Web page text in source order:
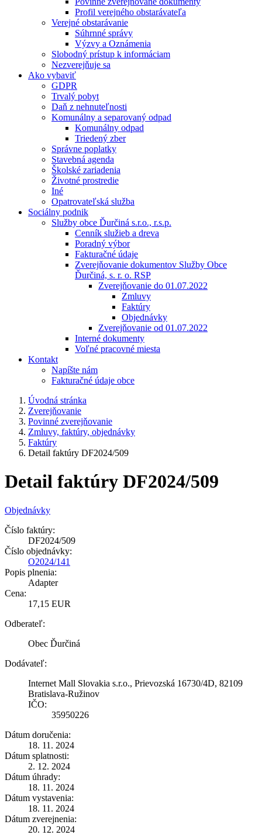
Profil verejného obstarávateľa
Verejné obstarávanie
Súhrnné správy
Výzvy a Oznámenia
Slobodný prístup k informáciam
Nezverejňuje sa
Ako vybaviť
GDPR
Trvalý pobyt
Daň z nehnuteľnosti
Komunálny a separovaný odpad
Komunálny odpad
Triedený zber
Správne poplatky
Stavebná agenda
Školské zariadenia
Životné prostredie
Iné
Opatrovateľská služba
Sociálny podnik
Služby obce Ďurčiná s.r.o., r.s.p.
Cenník služieb a dreva
Poradný výbor
Fakturačné údaje
Zverejňovanie dokumentov Služby Obce
Ďurčiná, s. r. o. RSP
Zverejňovanie do 01.07.2022
Zmluvy
Faktúry
Objednávky
Zverejňovanie od 01.07.2022
Interné dokumenty
Voľné pracovné miesta
Kontakt
Napíšte nám
Fakturačné údaje obce
Úvodná stránka
Zverejňovanie
Povinné zverejňovanie
Zmluvy, faktúry, objednávky
Faktúry
Detail faktúry DF2024/509
Detail faktúry DF2024/509
Objednávky
Číslo faktúry:
DF2024/509
Číslo objednávky:
O2024/141
Popis plnenia:
Adapter
Cena:
17,15 EUR
Odberateľ:
Obec Ďurčiná
Dodávateľ:
Internet Mall Slovakia s.r.o., Prievozská 16730/4D, 82109
Bratislava-Ružinov
IČO:
35950226
Dátum doručenia:
18. 11. 2024
Dátum splatnosti:
2. 12. 2024
Dátum úhrady:
18. 11. 2024
Dátum vystavenia:
18. 11. 2024
Dátum zverejnenia:
20. 12. 2024